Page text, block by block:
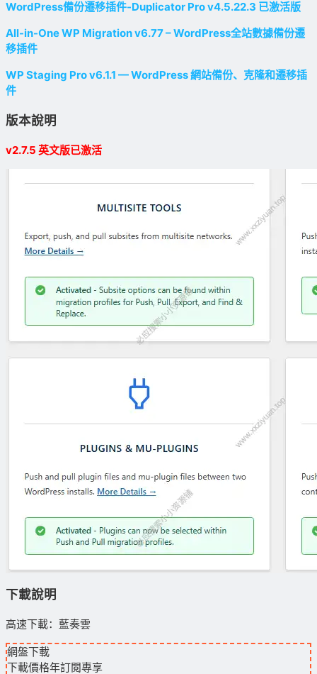
WordPress備份遷移插件-Duplicator Pro v4.5.22.3 已激活版
All-in-One WP Migration v6.77 – WordPress全站數據備份遷
移插件
WP Staging Pro v6.1.1 — WordPress 網站備份、克隆和遷移插
件
版本說明
v2.7.5 英文版已激活
下載說明
高速下載：藍奏雲
網盤下載
下載價格年訂閱專享